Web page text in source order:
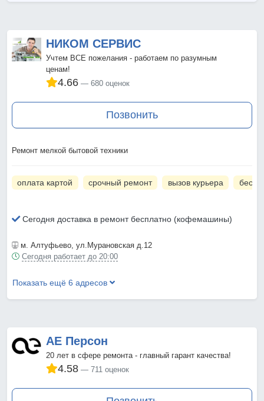
НИКОМ СЕРВИС
Учтем ВСЕ пожелания - работаем по разумным
ценам!
4.66 680 оценок
Позвонить
Ремонт мелкой бытовой техники
оплата картой срочный ремонт вызов курьера
Сегодня доставка в ремонт бесплатно (кофемашины)
м. Алтуфьево, ул.Мурановская д.12
Сегодня работает до 20:00
Показать ещё 6 адресов
АЕ Персон
20 лет в сфере ремонта - главный гарант качества!
4.58 711 оценок